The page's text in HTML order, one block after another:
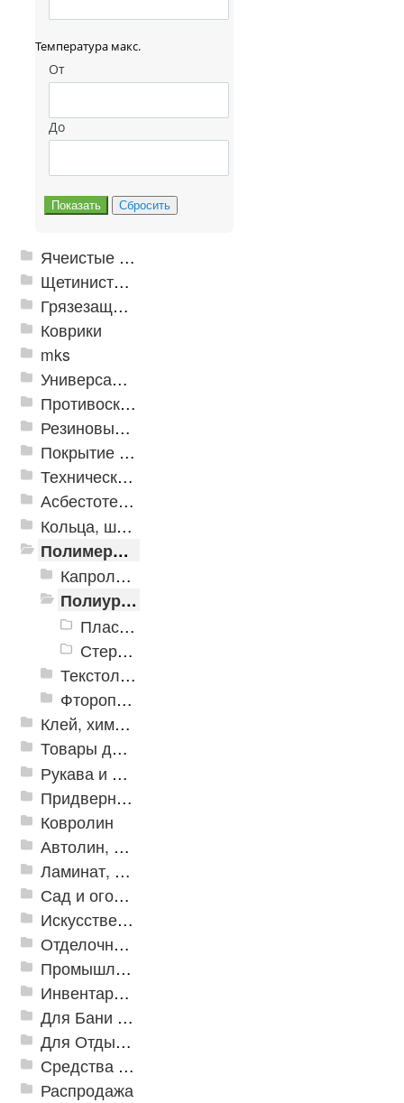
Температура макс.
От
До
Ячеистые грязезащитные покрытия
Щетинистые покрытия
Грязезащитные, влаговпитывающие покрытия
Коврики
mks
Универсальные модульные покрытия
Противоскользящая защита для лестниц, профили, ленты
Резиновые и ПВХ дорожки
Покрытие из резиновой крошки
Техническая резина
Асбестотехнические и теплоизоляционные материалы
Кольца, шайбы, манжеты
Полимеры и пластики
Капролон Полиацеталь
Полиуретан
Пластины полиуретан
Стержни полиуретан
Текстолит Стеклотекстолит
Фторопласт Лента ФУМ
Клей, химия, сопутствующие товары
Товары для дома
Рукава и шланги промышленные
Придверные решетки
Ковролин
Автолин, Транслин, Линолеум
Ламинат, Кварцвиниловая плитка SPC
Сад и огород
Искусственная трава
Отделочные профили
Промышленный текстиль
Инвентарь для клининга
Для Бани и Сауны
Для Отдыха и Пикника
Средства от насекомых и садовых вредителей
Распродажа